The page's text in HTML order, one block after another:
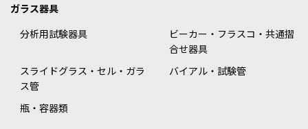
ガラス器具
分析用試験器具
ビーカー・フラスコ・共通摺
合せ器具
スライドグラス・セル・ガラ
ス管
バイアル・試験管
瓶・容器類